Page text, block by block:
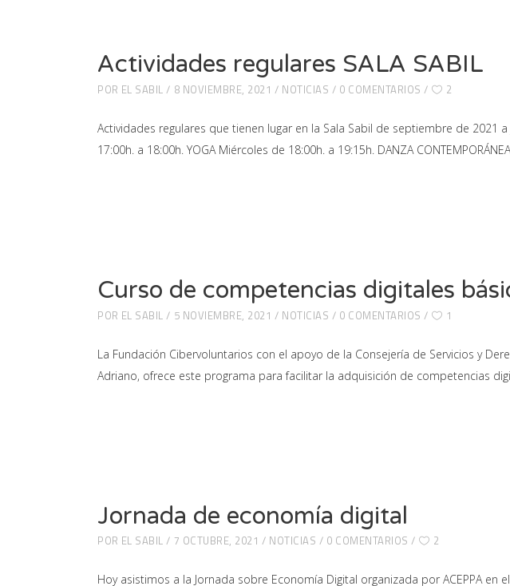
Actividades regulares SALA SABIL
POR EL SABIL 8 NOVIEMBRE, 2021 NOTICIAS 0 COMENTARIOS 2
Actividades regulares que tienen lugar en la Sala Sabil de septiembre de 2021 a
17:00h. a 18:00h. YOGA Miércoles de 18:00h. a 19:15h. DANZA
Curso de competencias digitales
POR EL SABIL 5 NOVIEMBRE, 2021 NOTICIAS 0 COMENTARIOS 1
La Fundación Cibervoluntarios con el apoyo de la Consejería de Servicios y
Adriano, ofrece este programa para facilitar la adquisición de competencias
Jornada de economía digital
POR EL SABIL 7 OCTUBRE, 2021 NOTICIAS 0 COMENTARIOS 2
Hoy asistimos a la Jornada sobre Economía Digital organizada por ACEPPA